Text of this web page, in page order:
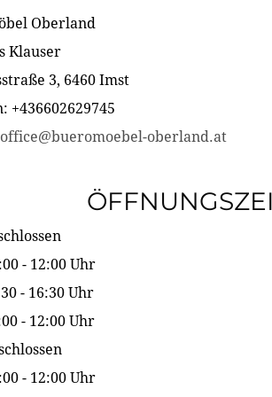
Oberland
Klauser
3, 6460 Imst
+436602629745
office@bueromoebel-oberland.at
- 12:00 Uhr
- 16:30 Uhr
- 12:00 Uhr
- 12:00 Uhr